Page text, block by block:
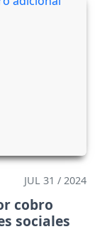
JUL 31 / 2024
cobro
sociales